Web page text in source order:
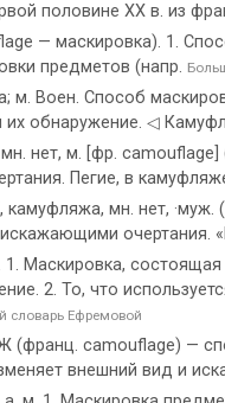
половине XX в. из
— маскировка). 1.
предметов (напр.
Воен. Способ
обнаружение. ◁
нет, м. [фр. camouflage]
Пегие, в
мн. нет, ·муж.
очертания.
Маскировка,
2. То, что
словарь Ефремовой
camouflage) —
внешний вид и